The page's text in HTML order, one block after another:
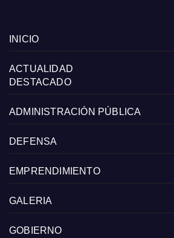
INICIO
ACTUALIDAD
DESTACADO
ADMINISTRACIÓN PÚBLICA
DEFENSA
EMPRENDIMIENTO
GALERIA
GOBIERNO